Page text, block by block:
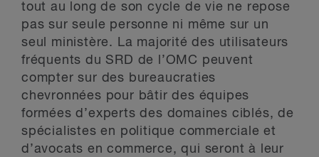
tout au long de son cycle de vie ne repose
pas sur seule personne ni même sur un
seul ministère. La majorité des utilisateurs
fréquents du SRD de l’OMC peuvent
compter sur des bureaucraties
chevronnées pour bâtir des équipes
formées d’experts des domaines ciblés, de
spécialistes en politique commerciale et
d’avocats en commerce, qui seront à leur